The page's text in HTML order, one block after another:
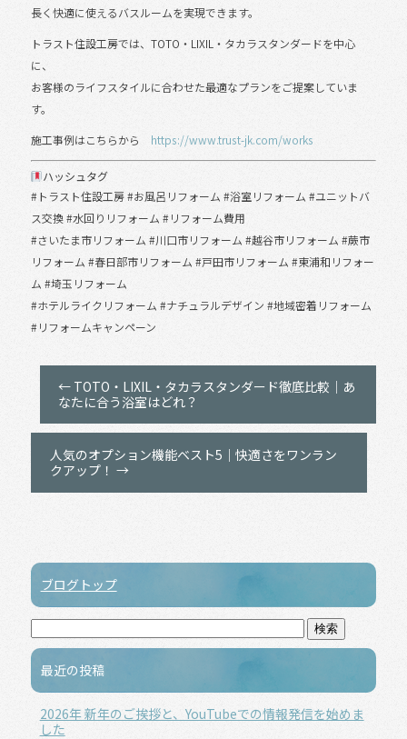
長く快適に使えるバスルームを実現できます。
トラスト住設工房では、TOTO・LIXIL・タカラスタンダードを中心
に、
お客様のライフスタイルに合わせた最適なプランをご提案していま
す。
施工事例はこちらから https://www.trust-jk.com/works
ハッシュタグ
#トラスト住設工房 #お風呂リフォーム #浴室リフォーム #ユニットバ
ス交換 #水回りリフォーム #リフォーム費用
#さいたま市リフォーム #川口市リフォーム #越谷市リフォーム #蕨市
リフォーム #春日部市リフォーム #戸田市リフォーム #東浦和リフォー
ム #埼玉リフォーム
#ホテルライクリフォーム #ナチュラルデザイン #地域密着リフォーム
#リフォームキャンペーン
←TOTO・LIXIL・タカラスタンダード徹底比較｜あ
なたに合う浴室はどれ？
人気のオプション機能ベスト5｜快適さをワンラン
クアップ！ →
ブログトップ
最近の投稿
2026年 新年のご挨拶と、YouTubeでの情報発信を始めま
した